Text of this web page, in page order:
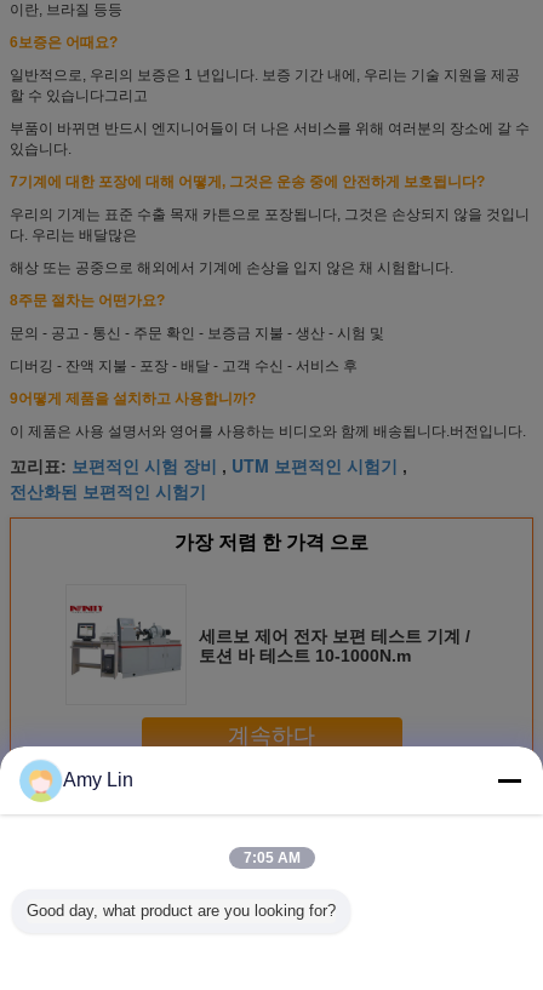
이란, 브라질 등등
6보증은 어때요?
일반적으로, 우리의 보증은 1 년입니다. 보증 기간 내에, 우리는 기술 지원을 제공
할 수 있습니다그리고
부품이 바뀌면 반드시 엔지니어들이 더 나은 서비스를 위해 여러분의 장소에 갈 수
있습니다.
7기계에 대한 포장에 대해 어떻게, 그것은 운송 중에 안전하게 보호됩니다?
우리의 기계는 표준 수출 목재 카튼으로 포장됩니다, 그것은 손상되지 않을 것입니
다. 우리는 배달많은
해상 또는 공중으로 해외에서 기계에 손상을 입지 않은 채 시험합니다.
8주문 절차는 어떤가요?
문의 - 공고 - 통신 - 주문 확인 - 보증금 지불 - 생산 - 시험 및
디버깅 - 잔액 지불 - 포장 - 배달 - 고객 수신 - 서비스 후
9어떻게 제품을 설치하고 사용합니까?
이 제품은 사용 설명서와 영어를 사용하는 비디오와 함께 배송됩니다.버전입니다.
꼬리표: 보편적인 시험 장비 , UTM 보편적인 시험기 ,
전산화된 보편적인 시험기
가장 저렴 한 가격 으로
세르보 제어 전자 보편 테스트 기계 /
토션 바 테스트 10-1000N.m
계속하다
더 많은 것
Amy Lin
7:05 AM
Good day, what product are you looking for?